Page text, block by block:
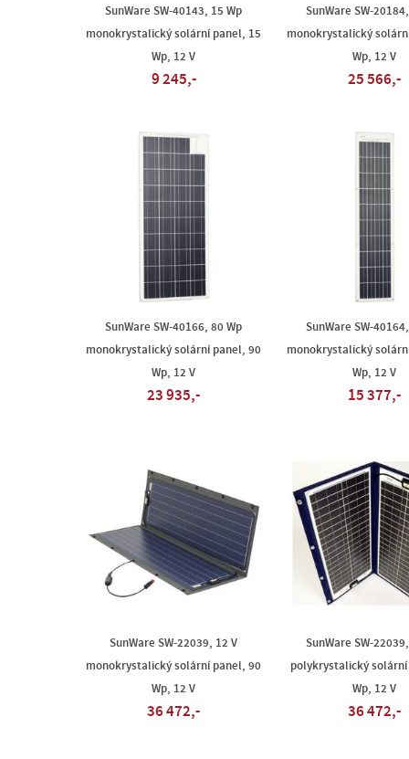
SunWare SW-40143, 15 Wp
monokrystalický solární panel, 15
Wp, 12 V
9 245,-
SunWare SW-
monokrystalický
Wp, 12 V
25 566,-
SunWare SW-40166, 80 Wp
monokrystalický solární panel, 90
Wp, 12 V
23 935,-
SunWare SW-
monokrystalický
Wp, 12 V
15 377,-
SunWare SW-22039, 12 V
monokrystalický solární panel, 90
Wp, 12 V
36 472,-
SunWare SW-
polykrystalický
Wp, 12 V
36 472,-